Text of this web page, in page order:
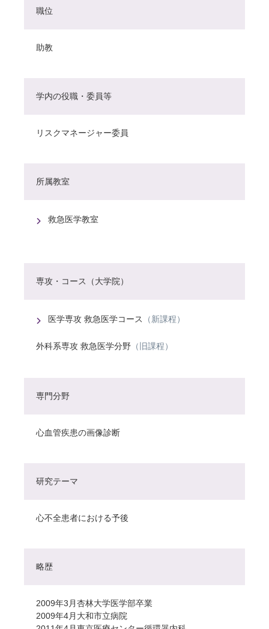
職位
助教
学内の役職・委員等
リスクマネージャー委員
所属教室
救急医学教室
専攻・コース（大学院）
医学専攻 救急医学コース （新課程）
外科系専攻 救急医学分野 （旧課程）
専門分野
心血管疾患の画像診断
研究テーマ
心不全患者における予後
略歴
2009年3月杏林大学医学部卒業
2009年4月大和市立病院